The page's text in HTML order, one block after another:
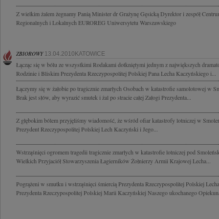
Z wielkim żalem żegnamy Panią Minister dr Grażynę Gęsicką Dyrektor i zespół
Regionalnych i Lokalnych EUROREG Uniwersytetu Warszawskiego
ZBIOROWY 13.04.2010KATOWICE
Łącząc się w bólu ze wszystkimi Rodakami dotkniętymi jednym z największych
Rodzinie i Bliskim Prezydenta Rzeczypospolitej Polskiej Pana Lecha Kaczyńskiego i...
Łączymy się w żałobie po tragicznie zmarłych Osobach w katastrofie samolotowej w
Brak jest słów, aby wyrazić smutek i żal po stracie całej Załogi Prezydenta...
Z głębokim bólem przyjęliśmy wiadomość, że wśród ofiar katastrofy lotniczej w
Prezydent Rzeczypospolitej Polskiej Lech Kaczyński i Jego...
Wstrząśnięci ogromem tragedii tragicznie zmarłych w katastrofie lotniczej pod
Wielkich Przyjaciół Stowarzyszenia Łagierników Żołnierzy Armii Krajowej Lecha...
Pogrążeni w smutku i wstrząśnięci śmiercią Prezydenta Rzeczypospolitej Polskiej
Prezydenta Rzeczypospolitej Polskiej Marii Kaczyńskiej Naszego ukochanego